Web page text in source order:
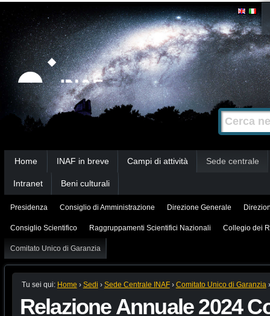
Strumenti
personali
Salta
contenuti.
|
Salta
alla
navigazione
Cerca nel
Ricerca
avanzata…
Home INAF in breve Campi di attività Sede centrale
Intranet Beni culturali
Presidenza Consiglio di Amministrazione Direzione Generale
Consiglio Scientifico Raggruppamenti Scientifici Nazionali Collegio dei
Comitato Unico di Garanzia
Tu sei qui: Home › Sedi › Sede Centrale INAF › Comitato Unico di Garanzia
Relazione Annuale 2024